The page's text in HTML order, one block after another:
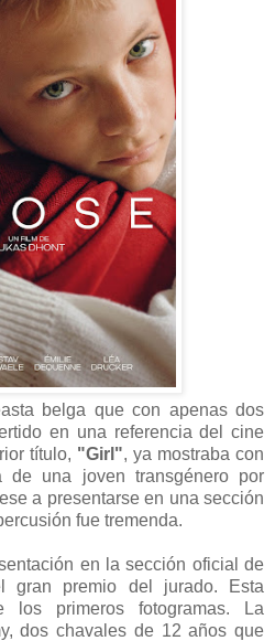
belga que con apenas dos
en una referencia del cine
título, "Girl", ya mostraba con
de una joven transgénero por
a presentarse en una sección
fue tremenda.
en la sección oficial de
gran premio del jurado. Esta
los primeros fotogramas. La
dos chavales de 12 años que